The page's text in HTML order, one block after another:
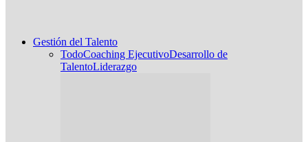
Gestión del Talento
TodoCoaching EjecutivoDesarrollo de
TalentoLiderazgo